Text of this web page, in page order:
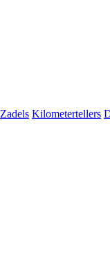
Zadels Kilometertellers